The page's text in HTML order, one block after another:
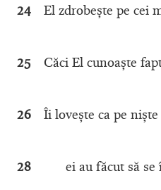
24 El zdrobeşte pe cei
25 Căci El cunoaşte
26 Îi loveşte ca pe
28
ei au făcut să